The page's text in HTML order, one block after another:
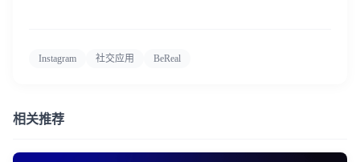
Instagram 社交应用 BeReal
相关推荐
我已阅读并同意通讯云服务条款和通讯云隐私政策